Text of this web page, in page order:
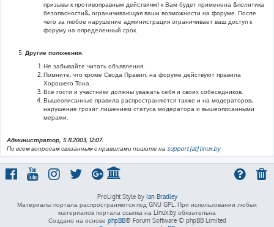
призывы к противоправным действиям) к Вам будет применена &политика
безопасности&, ограничивающая ваши возможности на форуме. После
чего за любое нарушение администрация ограничивает ваш доступ к
форуму на определенный срок.
Другие положения.
Не забывайте читать объявления.
Помните, что кроме Свода Правил, на форуме действуют правила
Хорошего Тона.
Все гости и участники должны уважать себя и своих собеседников.
Вышеописанные правила распространяются также и на модераторов,
нарушение грозит лишением статуса модератора и вышеописанными
мерами.
Администратор, 5.11.2003, 12:07.
По всем вопросам связанным с правилами пишите на support [at] linux.by
ProLight Style by Ian Bradley
Материалы портала распространяются под GNU GPL. При использовании любых
материалов портала ссылка на Linux.by обязательна
Создано на основе phpBB® Forum Software © phpBB Limited